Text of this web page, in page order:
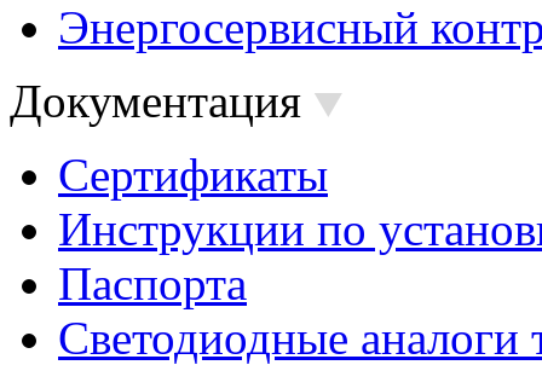
Энергосервисный
Документация
Сертификаты
Инструкции по
Паспорта
Светодиодные аналоги